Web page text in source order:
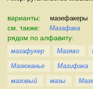
варианты: мазефакеры
см. также: Мазафака
рядом по алфавиту:
мазафукер Мазяво
Мазюканье
Мазифака
мазовый
мазы